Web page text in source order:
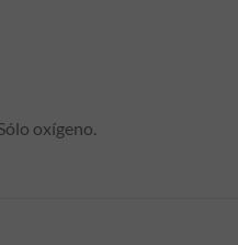
oxígeno.